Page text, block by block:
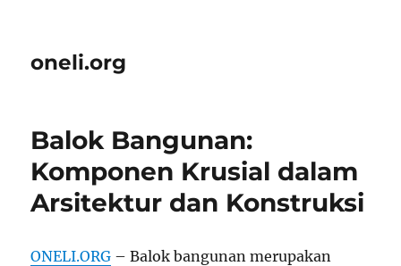
oneli.org
Balok Bangunan:
Komponen Krusial dalam
Arsitektur dan Konstruksi
ONELI.ORG – Balok bangunan merupakan